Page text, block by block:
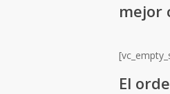
mejor
El